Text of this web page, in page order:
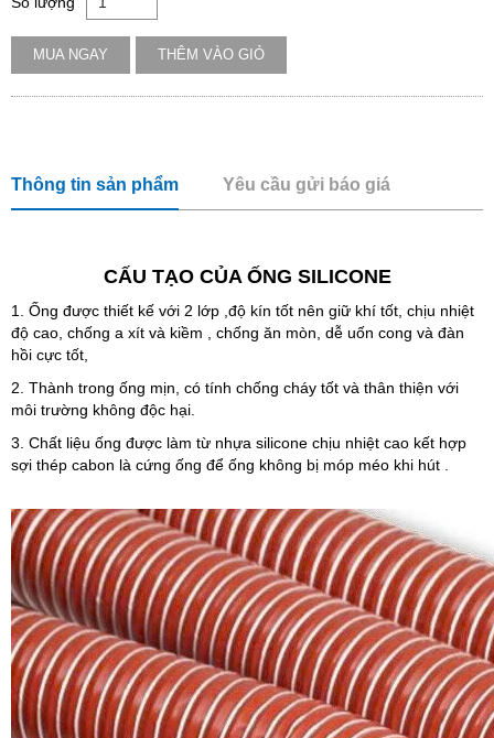
MUA NGAY THÊM VÀO GIỎ
Thông tin sản phẩm Yêu cầu gửi báo giá
CẤU TẠO CỦA ỐNG SILICONE
1. Ống được thiết kế với 2 lớp ,độ kín tốt nên giữ khí tốt, chịu nhiệt
độ cao, chống a xít và kiềm , chống ăn mòn, dễ uốn cong và đàn
hồi cực tốt,
2. Thành trong ống mịn, có tính chống cháy tốt và thân thiện với
môi trường không độc hại.
3. Chất liệu ống được làm từ nhựa silicone chịu nhiệt cao kết hợp
sợi thép cabon là cứng ống để ống không bị móp méo khi hút .